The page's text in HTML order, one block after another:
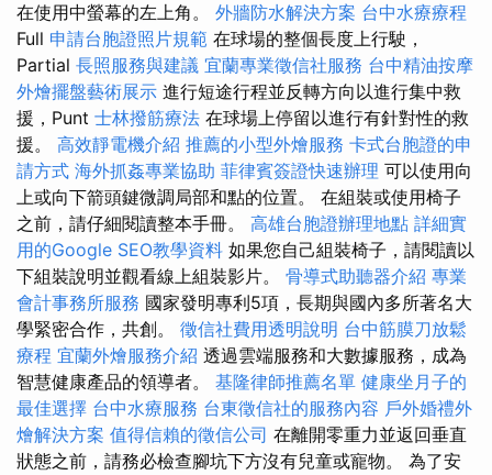
在使用中螢幕的左上角。 外牆防水解決方案 台中水療療程
Full 申請台胞證照片規範 在球場的整個長度上行駛，
Partial 長照服務與建議 宜蘭專業徵信社服務 台中精油按摩
外燴擺盤藝術展示 進行短途行程並反轉方向以進行集中救
援，Punt 士林撥筋療法 在球場上停留以進行有針對性的救
援。 高效靜電機介紹 推薦的小型外燴服務 卡式台胞證的申
請方式 海外抓姦專業協助 菲律賓簽證快速辦理 可以使用向
上或向下箭頭鍵微調局部和點的位置。 在組裝或使用椅子
之前，請仔細閱讀整本手冊。 高雄台胞證辦理地點 詳細實
用的Google SEO教學資料 如果您自己組裝椅子，請閱讀以
下組裝說明並觀看線上組裝影片。 骨導式助聽器介紹 專業
會計事務所服務 國家發明專利5項，長期與國內多所著名大
學緊密合作，共創。 徵信社費用透明說明 台中筋膜刀放鬆
療程 宜蘭外燴服務介紹 透過雲端服務和大數據服務，成為
智慧健康產品的領導者。 基隆律師推薦名單 健康坐月子的
最佳選擇 台中水療服務 台東徵信社的服務內容 戶外婚禮外
燴解決方案 值得信賴的徵信公司 在離開零重力並返回垂直
狀態之前，請務必檢查腳坑下方沒有兒童或寵物。 為了安